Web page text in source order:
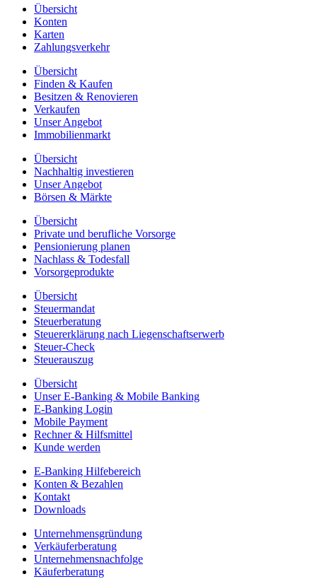
Übersicht
Konten
Karten
Zahlungsverkehr
Übersicht
Finden & Kaufen
Besitzen & Renovieren
Verkaufen
Unser Angebot
Immobilienmarkt
Übersicht
Nachhaltig investieren
Unser Angebot
Börsen & Märkte
Übersicht
Private und berufliche Vorsorge
Pensionierung planen
Nachlass & Todesfall
Vorsorgeprodukte
Übersicht
Steuermandat
Steuerberatung
Steuererklärung nach Liegenschaftserwerb
Steuer-Check
Steuerauszug
Übersicht
Unser E-Banking & Mobile Banking
E-Banking Login
Mobile Payment
Rechner & Hilfsmittel
Kunde werden
E-Banking Hilfebereich
Konten & Bezahlen
Kontakt
Downloads
Unternehmensgründung
Verkäuferberatung
Unternehmensnachfolge
Käuferberatung